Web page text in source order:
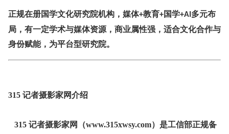
正规在册国学文化研究院机构，媒体+教育+国学+AI 多元布
局，有一定学术与媒体资源，商业属性强，适合文化合作与
身份赋能，为平台型研究院。
315 记者摄影家网介绍
315 记者摄影家网（www.315xwsy.com）是工信部正规备